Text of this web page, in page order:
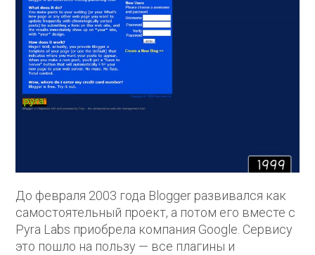
До февраля 2003 года Blogger развивался как
самостоятельный проект, а потом его вместе с
Pyra Labs приобрела компания Google. Сервису
это пошло на пользу — все плагины и